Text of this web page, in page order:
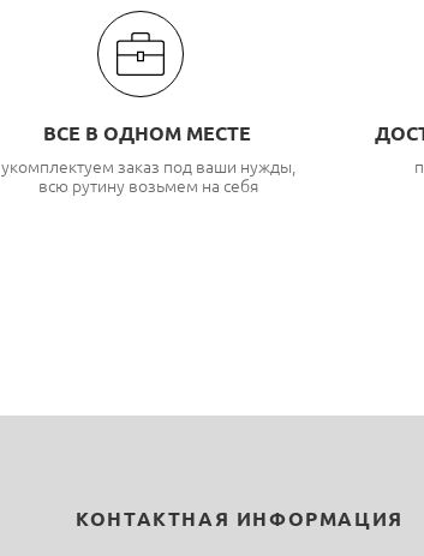
ВСЕ В ОДНОМ МЕСТЕ
укомплектуем заказ под ваши нужды,
всю рутину возьмем на себя
КОНТАКТНАЯ ИНФОРМАЦИЯ